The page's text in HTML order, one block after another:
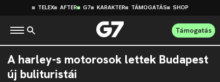
TELEX AFTER G7 KARAKTER TÁMOGATÁS SHOP
Támogatás
A harley-s motorosok lettek Budapest
új bulituristái